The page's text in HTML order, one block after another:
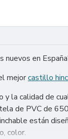
nuevos en
mejorcastillo
y la calidad de
de PVC de
están
color.